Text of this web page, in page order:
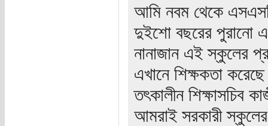
আমি নবম থেকে
দুইশো বছরের পুরানো
নানাজান এই স্কুলের
এখানে শিক্ষকতা
তৎকালীন শিক্ষাসচিব
আমরাই সরকারী